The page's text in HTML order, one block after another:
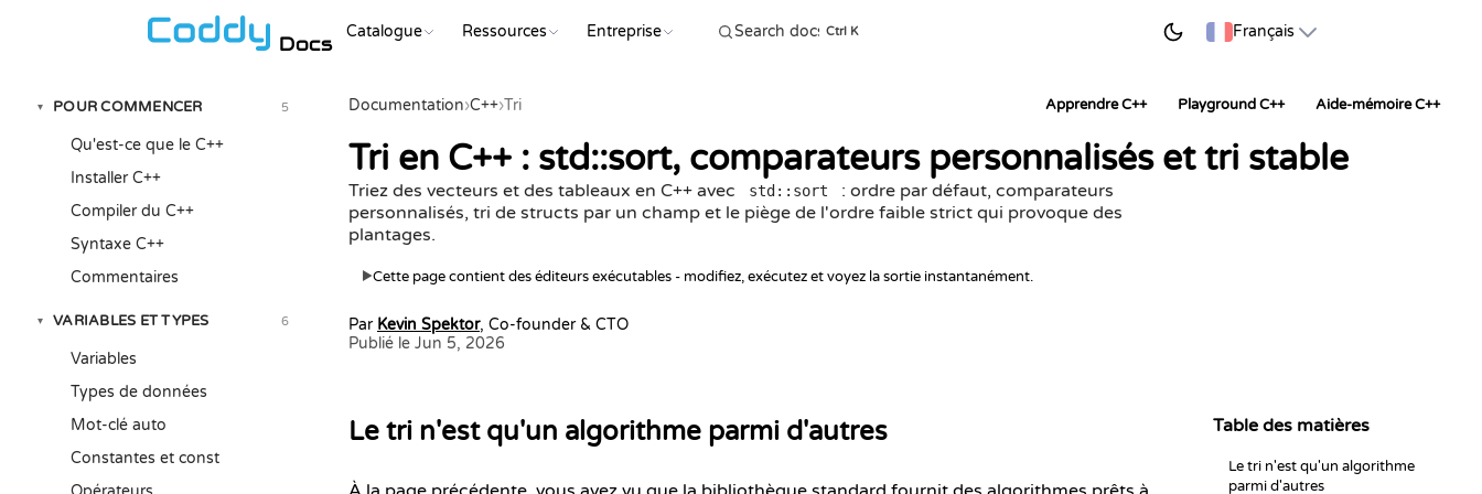
Docs Catalogue Ressources Entreprise Ctrl K Français
▾ POUR COMMENCER 5
Qu'est-ce que le C++
Installer C++
Compiler du C++
Syntaxe C++
Commentaires
▾ VARIABLES ET TYPES 6
Variables
Types de données
Mot-clé auto
Constantes et const
Documentation›C++›Tri Apprendre C++ Playground C++ Aide-mémoire C++
Tri en C++ : std::sort, comparateurs personnalisés et tri stable
Triez des vecteurs et des tableaux en C++ avec std::sort
: ordre par défaut, comparateurs
personnalisés, tri de structs par un champ et le piège de l'ordre faible strict qui provoque des
plantages.
▶Cette page contient des éditeurs exécutables - modifiez, exécutez et voyez la sortie instantanément.
Par Kevin Spektor, Co-founder & CTO
Publié le Jun 5, 2026
Le tri n'est qu'un algorithme parmi d'autres Table des matières
Le tri n'est qu'un algorithme
parmi d'autres